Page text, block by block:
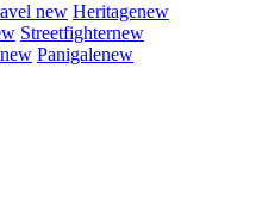
new Heritagenew
Streetfighternew
new Panigalenew